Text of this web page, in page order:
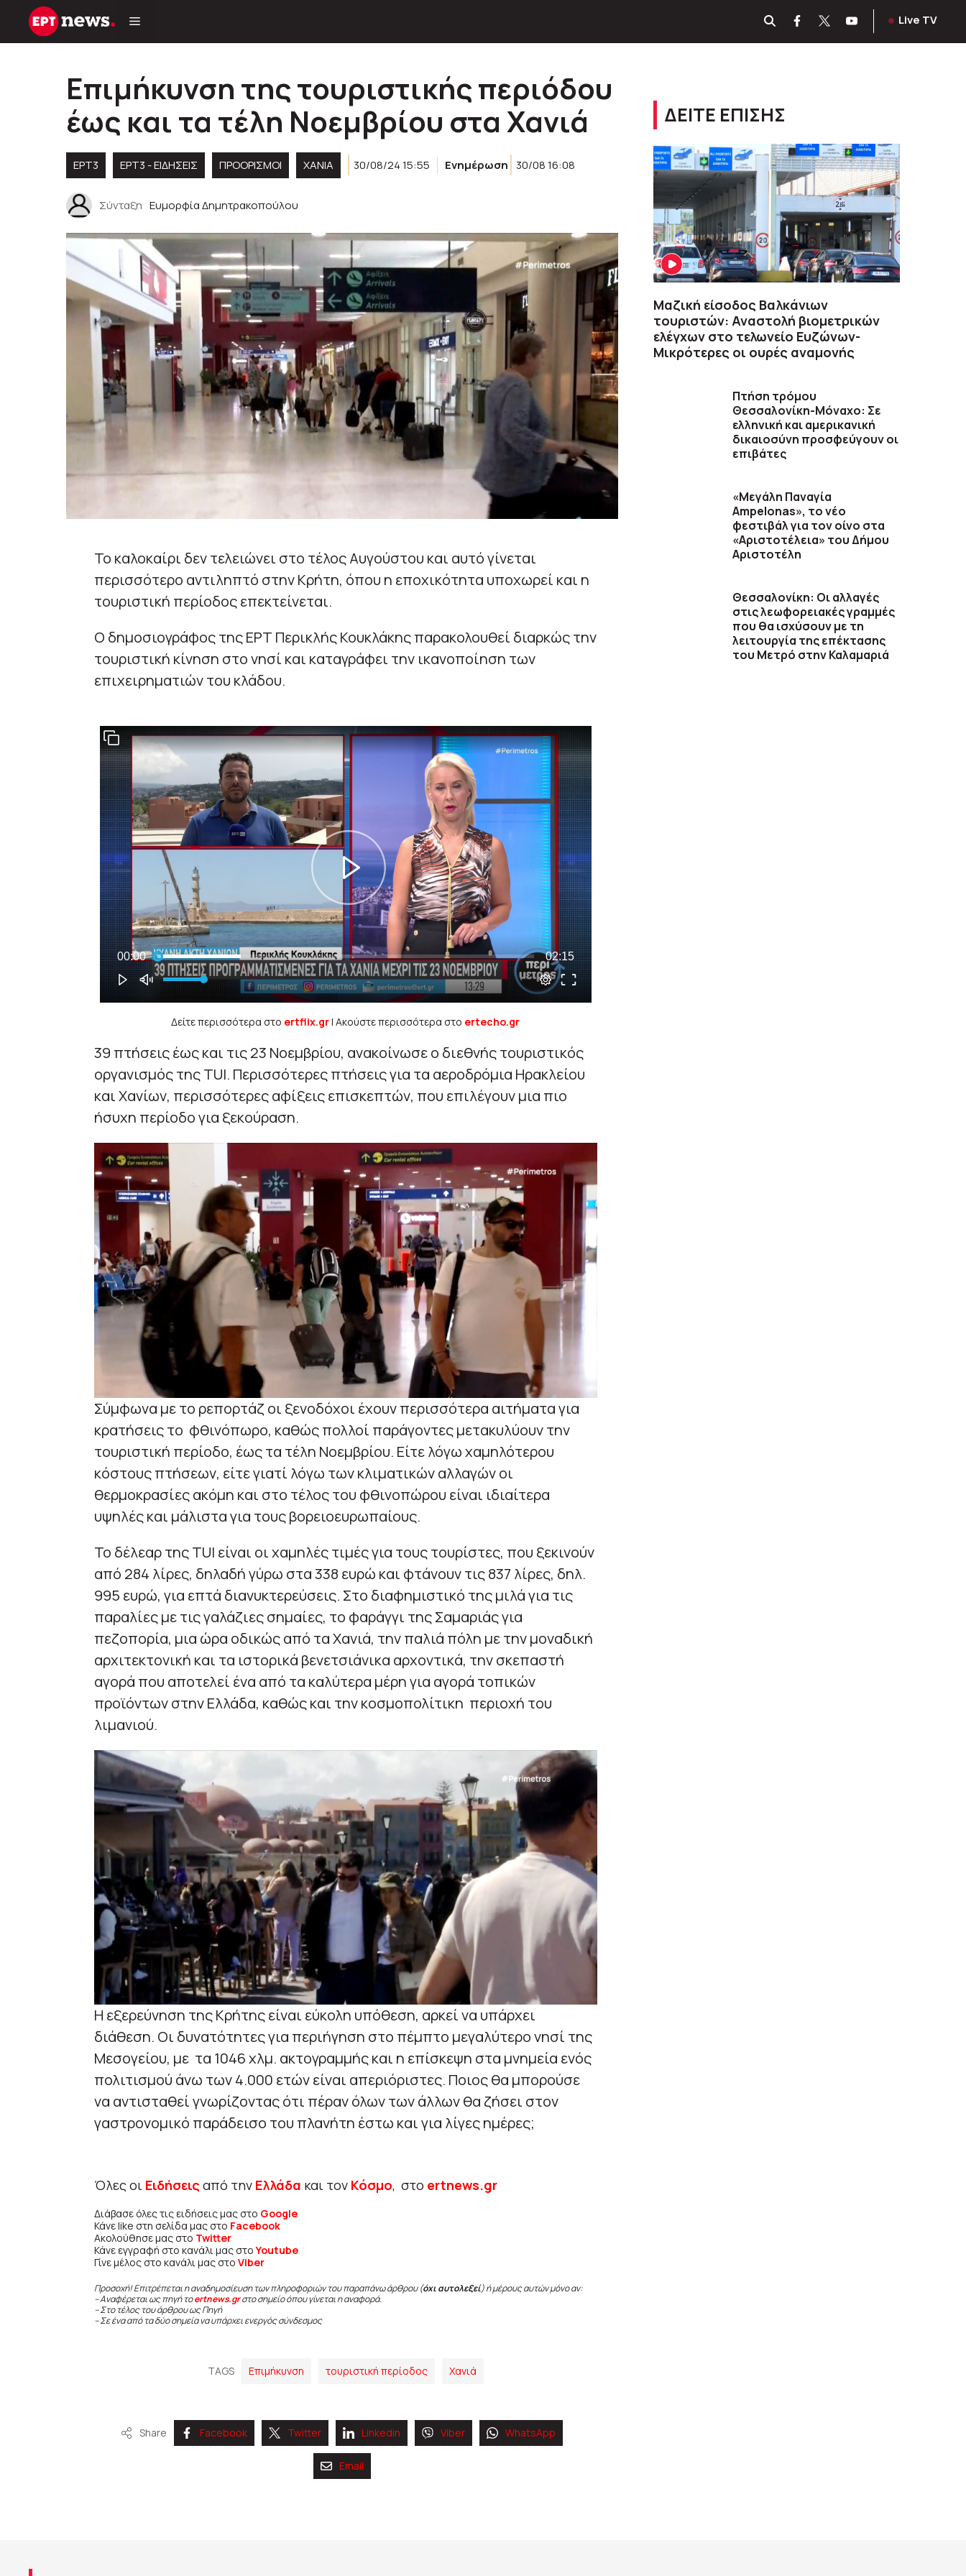
Μετάβαση
Live TV
Επιμήκυνση της τουριστικής περιόδου
έως και τα τέλη Νοεμβρίου στα Χανιά
ΕΡΤ3 ΕΡΤ3 - ΕΙΔΉΣΕΙΣ ΠΡΟΟΡΙΣΜΟΊ ΧΑΝΙΑ 30/08/24 15:55 Ενημέρωση 30/08 16:08
Σύνταξη Ευμορφία Δημητρακοπούλου
Το καλοκαίρι δεν τελειώνει στο τέλος Αυγούστου και αυτό γίνεται
περισσότερο αντιληπτό στην Κρήτη, όπου η εποχικότητα υποχωρεί και η
τουριστική περίοδος επεκτείνεται.
Ο δημοσιογράφος της ΕΡΤ Περικλής Κουκλάκης παρακολουθεί διαρκώς την
τουριστική κίνηση στο νησί και καταγράφει την ικανοποίηση των
επιχειρηματιών του κλάδου.
Δείτε περισσότερα στο ertflix.gr| Ακούστε περισσότερα στο ertecho.gr
39 πτήσεις έως και τις 23 Νοεμβρίου, ανακοίνωσε ο διεθνής τουριστικός
οργανισμός της TUI. Περισσότερες πτήσεις για τα αεροδρόμια Ηρακλείου
και Χανίων, περισσότερες αφίξεις επισκεπτών, που επιλέγουν μια πιο
ήσυχη περίοδο για ξεκούραση.
Σύμφωνα με το ρεπορτάζ οι ξενοδόχοι έχουν περισσότερα αιτήματα για
κρατήσεις το φθινόπωρο, καθώς πολλοί παράγοντες μετακυλύουν την
τουριστική περίοδο, έως τα τέλη Νοεμβρίου. Είτε λόγω χαμηλότερου
κόστους πτήσεων, είτε γιατί λόγω των κλιματικών αλλαγών οι
θερμοκρασίες ακόμη και στο τέλος του φθινοπώρου είναι ιδιαίτερα
υψηλές και μάλιστα για τους βορειοευρωπαίους.
Το δέλεαρ της TUI είναι οι χαμηλές τιμές για τους τουρίστες, που ξεκινούν
από 284 λίρες, δηλαδή γύρω στα 338 ευρώ και φτάνουν τις 837 λίρες, δηλ.
995 ευρώ, για επτά διανυκτερεύσεις. Στο διαφημιστικό της μιλά για τις
παραλίες με τις γαλάζιες σημαίες, το φαράγγι της Σαμαριάς για
πεζοπορία, μια ώρα οδικώς από τα Χανιά, την παλιά πόλη με την μοναδική
αρχιτεκτονική και τα ιστορικά βενετσιάνικα αρχοντικά, την σκεπαστή
αγορά που αποτελεί ένα από τα καλύτερα μέρη για αγορά τοπικών
προϊόντων στην Ελλάδα, καθώς και την κοσμοπολίτικη περιοχή του
λιμανιού.
Η εξερεύνηση της Κρήτης είναι εύκολη υπόθεση, αρκεί να υπάρχει
διάθεση. Οι δυνατότητες για περιήγηση στο πέμπτο μεγαλύτερο νησί της
Μεσογείου, με τα 1046 χλμ. ακτογραμμής και η επίσκεψη στα μνημεία ενός
πολιτισμού άνω των 4.000 ετών είναι απεριόριστες. Ποιος θα μπορούσε
να αντισταθεί γνωρίζοντας ότι πέραν όλων των άλλων θα ζήσει στον
γαστρονομικό παράδεισο του πλανήτη έστω και για λίγες ημέρες;
Όλες οι Ειδήσεις από την Ελλάδα και τον Κόσμο, στο ertnews.gr
Διάβασε όλες τις ειδήσεις μας στο Google
Κάνε like στη σελίδα μας στο Facebook
Ακολούθησε μας στο Twitter
Κάνε εγγραφή στο κανάλι μας στοYoutube
Γίνε μέλος στο κανάλι μας στο Viber
Προσοχή! Επιτρέπεται η αναδημοσίευση των πληροφοριών του παραπάνω άρθρου (όχι αυτολεξεί) ή μέρους αυτών μόνο αν:
– Αναφέρεται ως πηγή τοertnews.gr στο σημείο όπου γίνεται η αναφορά.
– Στο τέλος του άρθρου ως Πηγή
– Σε ένα από τα δύο σημεία να υπάρχει ενεργός σύνδεσμος
TAGS Επιμήκυνση τουριστική περίοδος Χανιά
Share Facebook Twitter Linkedin Viber WhatsApp
Email
ΔΕΙΤΕ ΕΠΙΣΗΣ
Μαζική είσοδος Βαλκάνιων
τουριστών: Αναστολή βιομετρικών
ελέγχων στο τελωνείο Ευζώνων-
Μικρότερες οι ουρές αναμονής
Πτήση τρόμου
Θεσσαλονίκη-Μόναχο: Σε
ελληνική και αμερικανική
δικαιοσύνη προσφεύγουν οι
επιβάτες
«Μεγάλη Παναγία
Ampelonas», το νέο
φεστιβάλ για τον οίνο στα
«Αριστοτέλεια» του Δήμου
Αριστοτέλη
Θεσσαλονίκη: Οι αλλαγές
στις λεωφορειακές γραμμές
που θα ισχύσουν με τη
λειτουργία της επέκτασης
του Μετρό στην Καλαμαριά